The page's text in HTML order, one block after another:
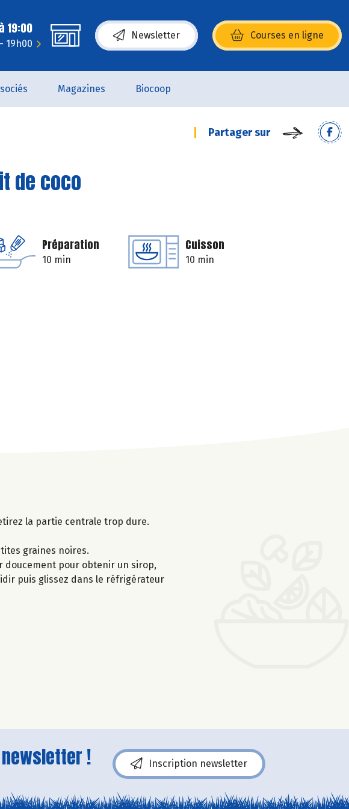
19:00
19h00
Newsletter Courses en ligne
(s’ouvre dans une nouvelle fenêtre)
Magazines Biocoop
Partager sur
de coco
Préparation
10 min
Cuisson
10 min
la partie centrale trop dure.
graines noires.
doucement pour obtenir un sirop,
puis glissez dans le réfrigérateur
! Inscription newsletter